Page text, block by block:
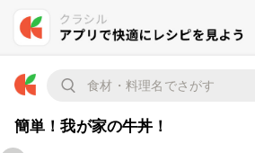
簡単！我が家の牛丼！